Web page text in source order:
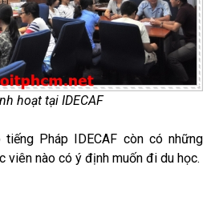
hoạt tại IDECAF
Pháp IDECAF còn có những
viên nào có ý định muốn đi du học.